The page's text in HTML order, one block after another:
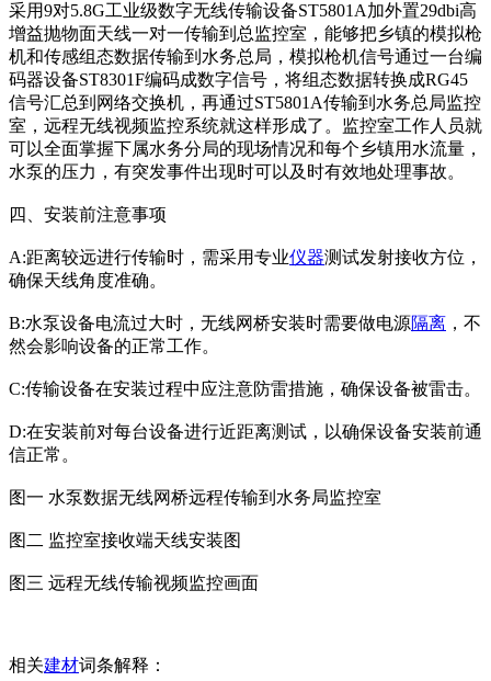
采用9对5.8G工业级数字无线传输设备ST5801A加外置29dbi高
增益抛物面天线一对一传输到总监控室，能够把乡镇的模拟枪
机和传感组态数据传输到水务总局，模拟枪机信号通过一台编
码器设备ST8301F编码成数字信号，将组态数据转换成RG45
信号汇总到网络交换机，再通过ST5801A传输到水务总局监控
室，远程无线视频监控系统就这样形成了。监控室工作人员就
可以全面掌握下属水务分局的现场情况和每个乡镇用水流量，
水泵的压力，有突发事件出现时可以及时有效地处理事故。
四、安装前注意事项
A:距离较远进行传输时，需采用专业仪器测试发射接收方位，
确保天线角度准确。
B:水泵设备电流过大时，无线网桥安装时需要做电源隔离 ，不
然会影响设备的正常工作。
C:传输设备在安装过程中应注意防雷措施，确保设备被雷击。
D:在安装前对每台设备进行近距离测试，以确保设备安装前通
信正常。
图一 水泵数据无线网桥远程传输到水务局监控室
图二 监控室接收端天线安装图
图三 远程无线传输视频监控画面
相关建材词条解释：